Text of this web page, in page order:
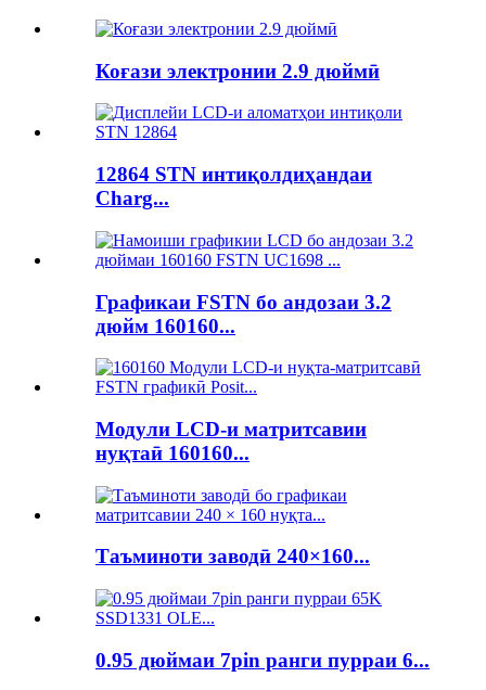
Коғази электронии 2.9 дюймӣ
12864 STN интиқолдиҳандаи
Charg...
Графикаи FSTN бо андозаи 3.2
дюйм 160160...
Модули LCD-и матритсавии
нуқтаӣ 160160...
Таъминоти заводӣ 240×160...
0.95 дюймаи 7pin ранги пурраи 6...